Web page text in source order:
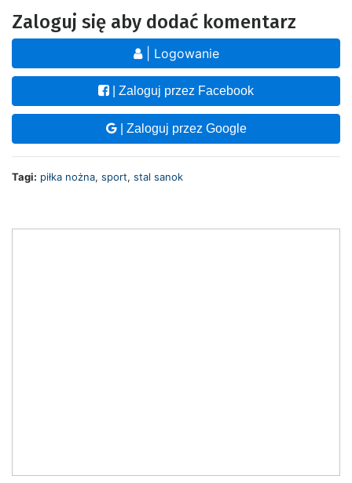
Zaloguj się aby dodać komentarz
| Logowanie
| Zaloguj przez Facebook
| Zaloguj przez Google
Tagi: piłka nożna, sport, stal sanok